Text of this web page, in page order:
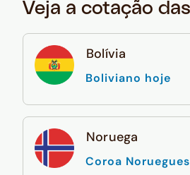
Veja a cotação
Bolívia
Boliviano hoje
Noruega
Coroa